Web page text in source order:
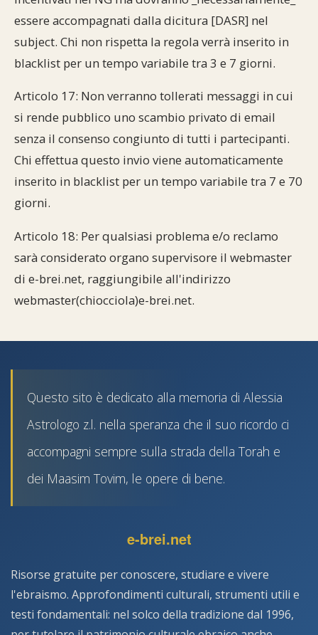
essere accompagnati dalla dicitura [DASR] nel
subject. Chi non rispetta la regola verrà inserito in
blacklist per un tempo variabile tra 3 e 7 giorni.
Articolo 17: Non verranno tollerati messaggi in cui
si rende pubblico uno scambio privato di email
senza il consenso congiunto di tutti i partecipanti.
Chi effettua questo invio viene automaticamente
inserito in blacklist per un tempo variabile tra 7 e 70
giorni.
Articolo 18: Per qualsiasi problema e/o reclamo
sarà considerato organo supervisore il webmaster
di e-brei.net, raggiungibile all'indirizzo
webmaster(chiocciola)e-brei.net.
Questo sito è dedicato alla memoria di Alessia
Astrologo z.l. nella speranza che il suo ricordo ci
accompagni sempre sulla strada della Torah e
dei Maasim Tovim, le opere di bene.
e-brei.net
Risorse gratuite per conoscere, studiare e vivere
l'ebraismo. Approfondimenti culturali, strumenti utili e
testi fondamentali: nel solco della tradizione dal 1996,